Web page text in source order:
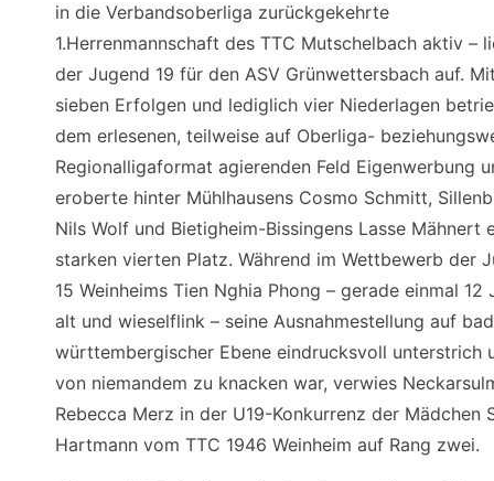
in die Verbandsoberliga zurückgekehrte
1.Herrenmannschaft des TTC Mutschelbach aktiv –
der Jugend 19 für den ASV Grünwettersbach auf.
sieben Erfolgen und lediglich vier Niederlagen
dem erlesenen, teilweise auf Oberliga-
Regionalligaformat agierenden Feld Eigenwerbung
eroberte hinter Mühlhausens Cosmo Schmitt,
Nils Wolf und Bietigheim-Bissingens Lasse Mähnert
starken vierten Platz. Während im Wettbewerb der
15 Weinheims Tien Nghia Phong – gerade einmal 12
alt und wieselflink – seine Ausnahmestellung auf
württembergischer Ebene eindrucksvoll unterstrich
von niemandem zu knacken war, verwies
Rebecca Merz in der U19-Konkurrenz der Mädchen
Hartmann vom TTC 1946 Weinheim auf Rang zwei.